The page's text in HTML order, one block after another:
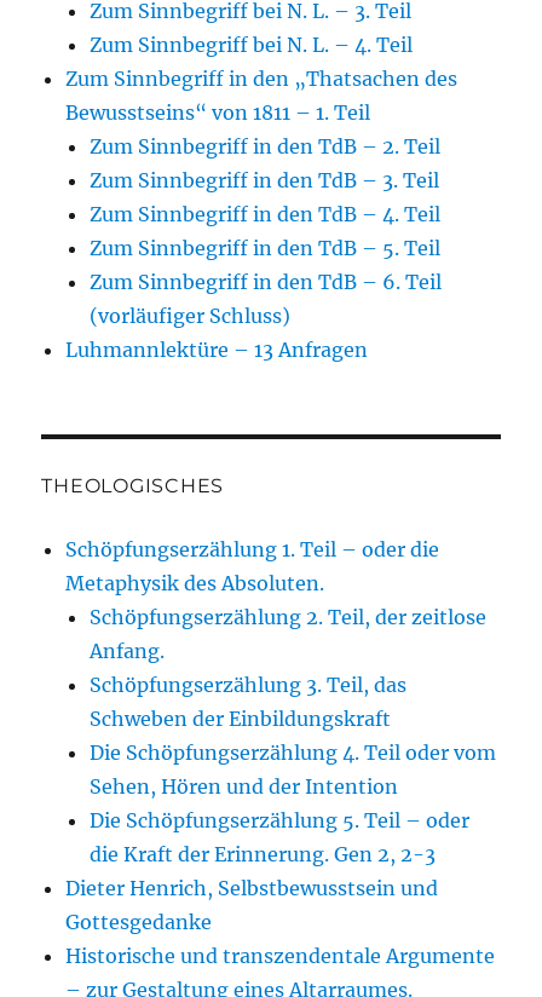
Zum Sinnbegriff bei N. L. – 3. Teil
Zum Sinnbegriff bei N. L. – 4. Teil
Zum Sinnbegriff in den „Thatsachen des
Bewusstseins“ von 1811 – 1. Teil
Zum Sinnbegriff in den TdB – 2. Teil
Zum Sinnbegriff in den TdB – 3. Teil
Zum Sinnbegriff in den TdB – 4. Teil
Zum Sinnbegriff in den TdB – 5. Teil
Zum Sinnbegriff in den TdB – 6. Teil
(vorläufiger Schluss)
Luhmannlektüre – 13 Anfragen
THEOLOGISCHES
Schöpfungserzählung 1. Teil – oder die
Metaphysik des Absoluten.
Schöpfungserzählung 2. Teil, der zeitlose
Anfang.
Schöpfungserzählung 3. Teil, das
Schweben der Einbildungskraft
Die Schöpfungserzählung 4. Teil oder vom
Sehen, Hören und der Intention
Die Schöpfungserzählung 5. Teil – oder
die Kraft der Erinnerung. Gen 2, 2-3
Dieter Henrich, Selbstbewusstsein und
Gottesgedanke
Historische und transzendentale Argumente
– zur Gestaltung eines Altarraumes.